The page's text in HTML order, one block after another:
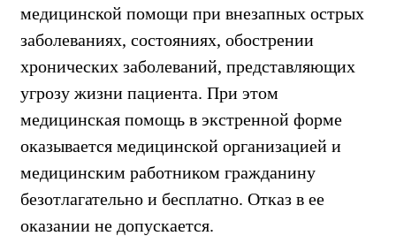
медицинской помощи при внезапных острых
заболеваниях, состояниях, обострении
хронических заболеваний, представляющих
угрозу жизни пациента. При этом
медицинская помощь в экстренной форме
оказывается медицинской организацией и
медицинским работником гражданину
безотлагательно и бесплатно. Отказ в ее
оказании не допускается.